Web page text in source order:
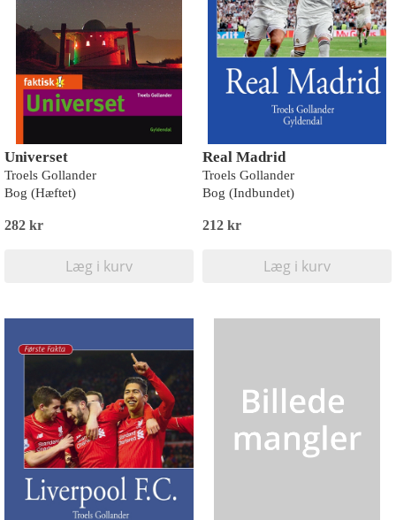
Universet
Troels Gollander
Bog (Hæftet)
282 kr
Læg i kurv
Real Madrid
Troels Gollander
Bog (Indbundet)
212 kr
Læg i kurv